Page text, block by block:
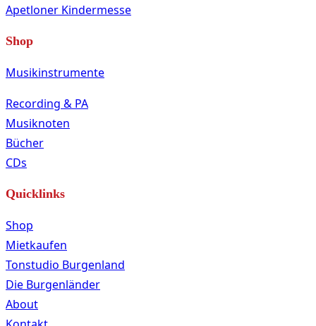
Apetloner Kindermesse
Shop
Musikinstrumente
Recording & PA
Musiknoten
Bücher
CDs
Quicklinks
Shop
Mietkaufen
Tonstudio Burgenland
Die Burgenländer
About